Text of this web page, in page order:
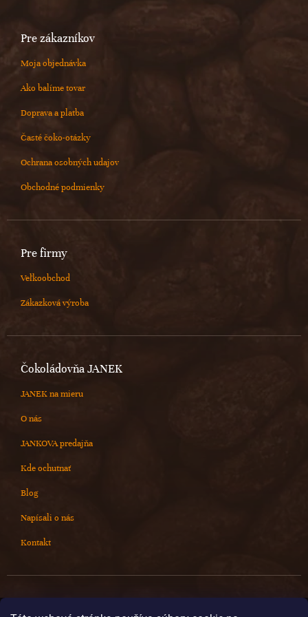
Pre zákazníkov
Moja objednávka
Ako balíme tovar
Doprava a platba
Časté čoko-otázky
Ochrana osobných udajov
Obchodné podmienky
Pre firmy
Veľkoobchod
Zákazková výroba
Čokoládovňa JANEK
JANEK na mieru
O nás
JANKOVA predajňa
Kde ochutnať
Blog
Napísali o nás
Kontakt